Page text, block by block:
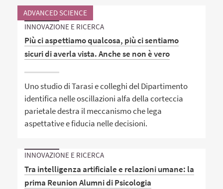
ADVANCED SCIENCE
INNOVAZIONE E RICERCA
Più ci aspettiamo qualcosa, più ci sentiamo
sicuri di averla vista. Anche se non è vero
Uno studio di Tarasi e colleghi del Dipartimento
identifica nelle oscillazioni alfa della corteccia
parietale destra il meccanismo che lega
aspettative e fiducia nelle decisioni.
INNOVAZIONE E RICERCA
Tra intelligenza artificiale e relazioni umane: la
prima Reunion Alumni di Psicologia